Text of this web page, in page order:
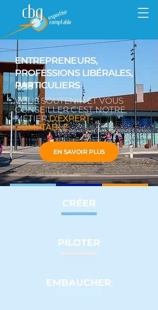
ENTREPRENEURS,
PROFESSIONS LIBÉRALES,
PARTICULIERS
VOUS SOUTENIR ET VOUS
CONSEILLER C'EST NOTRE
MÉTIERD'EXPERT-
COMPTABLE
EN SAVOIR PLUS
CRÉER
PILOTER
EMBAUCHER